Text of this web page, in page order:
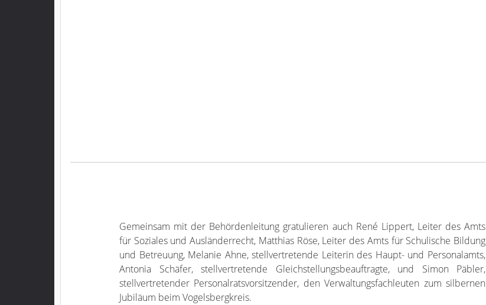
Gemeinsam mit der Behördenleitung gratulieren auch René Lippert, Leiter des Amts
für Soziales und Ausländerrecht, Matthias Röse, Leiter des Amts für Schulische Bildung
und Betreuung, Melanie Ahne, stellvertretende Leiterin des Haupt- und Personalamts,
Antonia Schäfer, stellvertretende Gleichstellungsbeauftragte, und Simon Päbler,
stellvertretender Personalratsvorsitzender, den Verwaltungsfachleuten zum silbernen
Jubiläum beim Vogelsbergkreis.